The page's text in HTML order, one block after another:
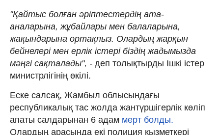
"Қайтыс болған әріптестердің ата-
аналарына, жұбайлары мен балаларына,
жақындарына ортақпыз. Олардың жарқын
бейнелері мен ерлік істері біздің жадымызда
мәңгі сақталады", - деп толықтырды Ішкі істер
министрлігінің өкілі.
Еске салсақ, Жамбыл облысындағы
республикалық тас жолда жантүршігерлік көліп
апаты салдарынан 6 адам мерт болды.
Олардың арасында екі полиция қызметкері